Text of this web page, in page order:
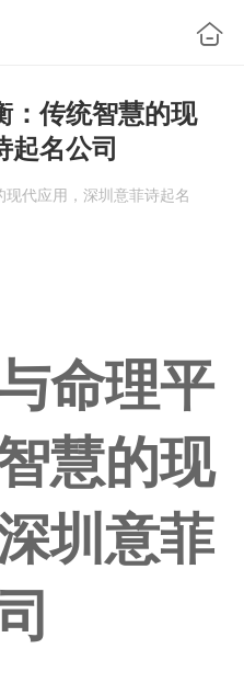
：传统智慧的现
起名公司
代应用，深圳意菲诗起名
命理平
慧的现
圳意菲